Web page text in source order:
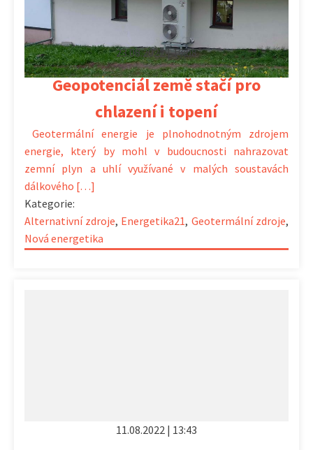
23.08.2022 | 16:08
Geopotenciál země stačí pro
chlazení i topení
Geotermální energie je plnohodnotným zdrojem
energie, který by mohl v budoucnosti nahrazovat
zemní plyn a uhlí využívané v malých soustavách
dálkového […]
Kategorie:
Alternativní zdroje, Energetika21, Geotermální zdroje,
Nová energetika
11.08.2022 | 13:43